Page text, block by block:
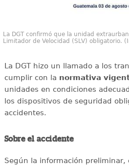
La DGT confirmó que la unidad
Limitador de Velocidad (SLV) obligatorio.
La DGT hizo un llamado a los
cumplir con la normativa
unidades en condiciones
los dispositivos de seguridad
accidentes.
Sobre el accidente
Según la información preliminar,